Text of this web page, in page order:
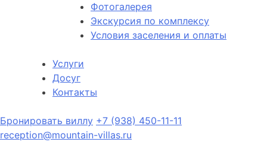
Фотогалерея
Экскурсия по комплексу
Условия заселения и оплаты
Услуги
Досуг
Контакты
Бронировать виллу +7 (938) 450-11-11
reception@mountain-villas.ru